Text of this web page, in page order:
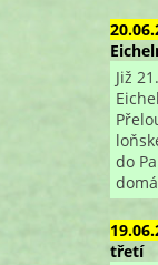
Již
do
třetí